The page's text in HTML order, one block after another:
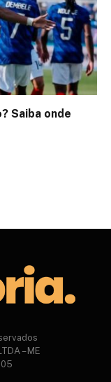
Saiba onde
– ME